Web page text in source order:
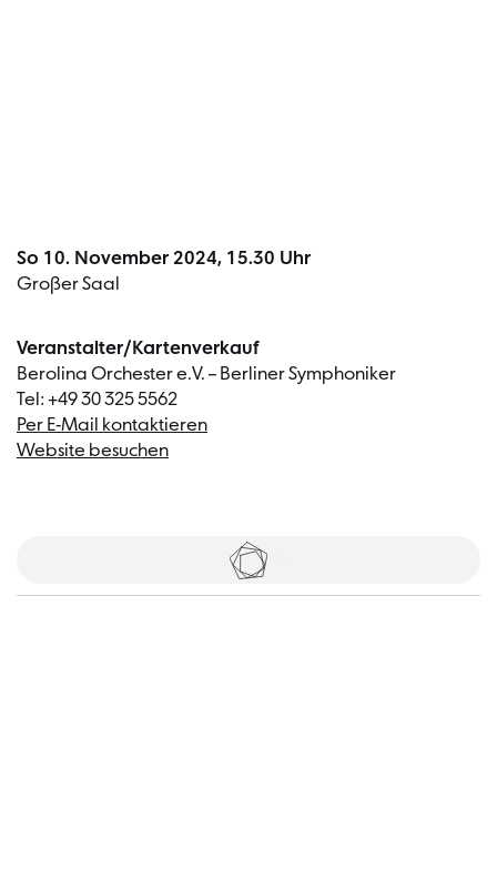
So 10. November 2024, 15.30 Uhr
Großer Saal
Veranstalter/Kartenverkauf
Berolina Orchester e.V. – Berliner Symphoniker
Tel: +49 30 325 5562
Per E-Mail kontaktieren
Website besuchen
Tickets